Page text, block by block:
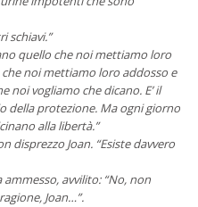
schiavi.”
quello che noi mettiamo loro
noi mettiamo loro addosso e
noi vogliamo che dicano. E’ il
della protezione. Ma ogni giorno
alla libertà.”
disprezzo Joan. “Esiste davvero
avvilito: “No, non
Joan…”.